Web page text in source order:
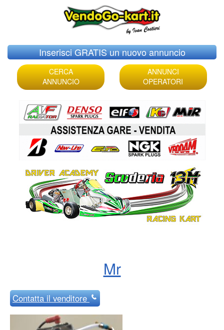
Skip
to
content
Inserisci GRATIS un nuovo annuncio
CERCA
ANNUNCIO
ANNUNCI
OPERATORI
Mr
Contattail venditore